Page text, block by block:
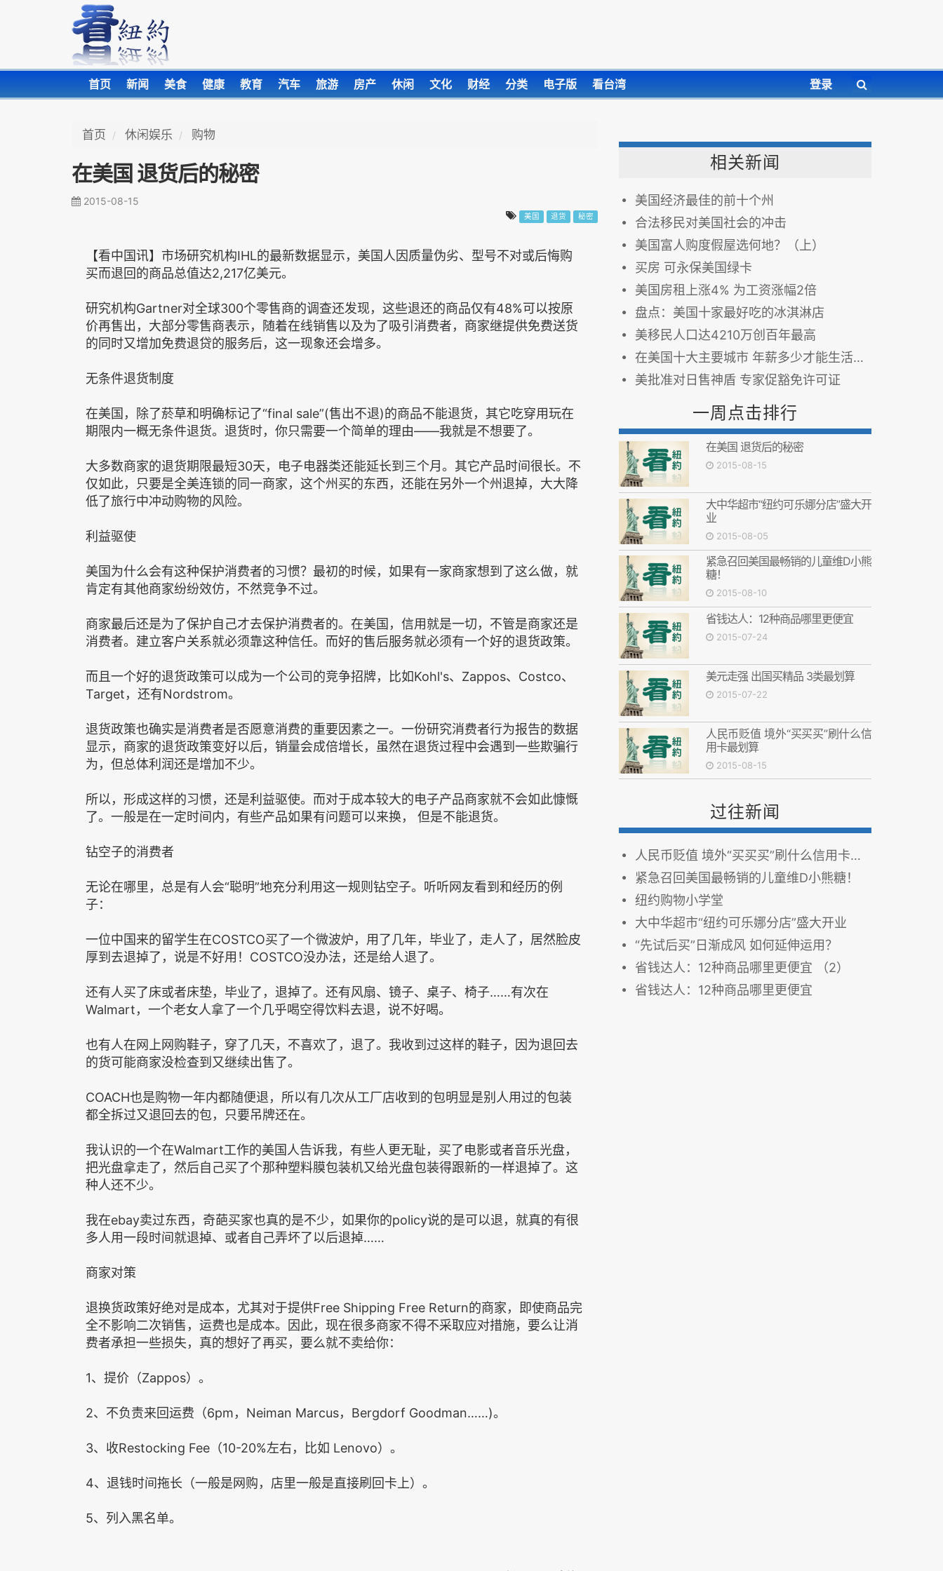
首页 新闻 美食 健康 教育 汽车 旅游 房产 休闲 文化 财经 分类 电子版 看台湾 登录
首页 休闲娱乐 购物
在美国 退货后的秘密
2015-08-15
美国 退货 秘密
【看中国讯】市场研究机构IHL的最新数据显示，美国人因质量伪劣、型号不对或后悔购
买而退回的商品总值达2,217亿美元。
研究机构Gartner对全球300个零售商的调查还发现，这些退还的商品仅有48%可以按原
价再售出，大部分零售商表示，随着在线销售以及为了吸引消费者，商家继提供免费送货
的同时又增加免费退贷的服务后，这一现象还会增多。
无条件退货制度
在美国，除了菸草和明确标记了“final sale”(售出不退)的商品不能退货，其它吃穿用玩在
期限内一概无条件退货。退货时，你只需要一个简单的理由——我就是不想要了。
大多数商家的退货期限最短30天，电子电器类还能延长到三个月。其它产品时间很长。不
仅如此，只要是全美连锁的同一商家，这个州买的东西，还能在另外一个州退掉，大大降
低了旅行中冲动购物的风险。
利益驱使
美国为什么会有这种保护消费者的习惯？最初的时候，如果有一家商家想到了这么做，就
肯定有其他商家纷纷效仿，不然竞争不过。
商家最后还是为了保护自己才去保护消费者的。在美国，信用就是一切，不管是商家还是
消费者。建立客户关系就必须靠这种信任。而好的售后服务就必须有一个好的退货政策。
而且一个好的退货政策可以成为一个公司的竞争招牌，比如Kohl's、Zappos、Costco、
Target，还有Nordstrom。
退货政策也确实是消费者是否愿意消费的重要因素之一。一份研究消费者行为报告的数据
显示，商家的退货政策变好以后，销量会成倍增长，虽然在退货过程中会遇到一些欺骗行
为，但总体利润还是增加不少。
所以，形成这样的习惯，还是利益驱使。而对于成本较大的电子产品商家就不会如此慷慨
了。一般是在一定时间内，有些产品如果有问题可以来换， 但是不能退货。
钻空子的消费者
无论在哪里，总是有人会“聪明”地充分利用这一规则钻空子。听听网友看到和经历的例
子：
一位中国来的留学生在COSTCO买了一个微波炉，用了几年，毕业了，走人了，居然脸皮
厚到去退掉了，说是不好用！COSTCO没办法，还是给人退了。
还有人买了床或者床垫，毕业了，退掉了。还有风扇、镜子、桌子、椅子……有次在
Walmart，一个老女人拿了一个几乎喝空得饮料去退，说不好喝。
也有人在网上网购鞋子，穿了几天，不喜欢了，退了。我收到过这样的鞋子，因为退回去
的货可能商家没检查到又继续出售了。
COACH也是购物一年内都随便退，所以有几次从工厂店收到的包明显是别人用过的包装
都全拆过又退回去的包，只要吊牌还在。
我认识的一个在Walmart工作的美国人告诉我，有些人更无耻，买了电影或者音乐光盘，
把光盘拿走了，然后自己买了个那种塑料膜包装机又给光盘包装得跟新的一样退掉了。这
种人还不少。
我在ebay卖过东西，奇葩买家也真的是不少，如果你的policy说的是可以退，就真的有很
多人用一段时间就退掉、或者自己弄坏了以后退掉……
商家对策
退换货政策好绝对是成本，尤其对于提供Free Shipping Free Return的商家，即使商品完
全不影响二次销售，运费也是成本。因此，现在很多商家不得不采取应对措施，要么让消
费者承担一些损失，真的想好了再买，要么就不卖给你：
1、提价（Zappos）。
2、不负责来回运费（6pm，Neiman Marcus，Bergdorf Goodman……)。
3、收Restocking Fee（10-20%左右，比如 Lenovo）。
4、退钱时间拖长（一般是网购，店里一般是直接刷回卡上）。
5、列入黑名单。
相关新闻
美国经济最佳的前十个州
合法移民对美国社会的冲击
美国富人购度假屋选何地？（上）
买房 可永保美国绿卡
美国房租上涨4% 为工资涨幅2倍
盘点：美国十家最好吃的冰淇淋店
美移民人口达4210万创百年最高
在美国十大主要城市 年薪多少才能生活得自在
美批准对日售神盾 专家促豁免许可证
一周点击排行
在美国 退货后的秘密
2015-08-15
大中华超市“纽约可乐娜分店”盛大开
业
2015-08-05
紧急召回美国最畅销的儿童维D小熊
糖！
2015-08-10
省钱达人：12种商品哪里更便宜
2015-07-24
美元走强 出国买精品 3类最划算
2015-07-22
人民币贬值 境外“买买买”刷什么信
用卡最划算
2015-08-15
过往新闻
人民币贬值 境外“买买买”刷什么信用卡最划算
紧急召回美国最畅销的儿童维D小熊糖！
纽约购物小学堂
大中华超市“纽约可乐娜分店”盛大开业
“先试后买”日渐成风 如何延伸运用？
省钱达人：12种商品哪里更便宜 （2）
省钱达人：12种商品哪里更便宜